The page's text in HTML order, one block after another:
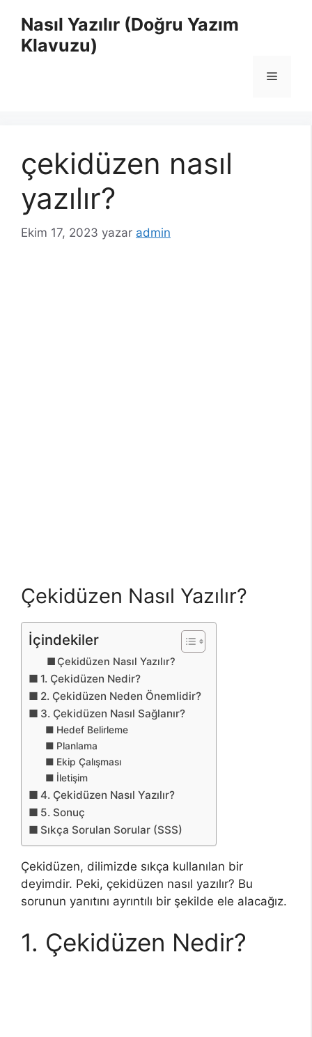
Nasıl Yazılır (Doğru Yazım
Klavuzu)
Menü
çekidüzen nasıl
yazılır?
Ekim 17, 2023 yazar admin
Çekidüzen Nasıl Yazılır?
İçindekiler
Çekidüzen Nasıl Yazılır?
1. Çekidüzen Nedir?
2. Çekidüzen Neden Önemlidir?
3. Çekidüzen Nasıl Sağlanır?
Hedef Belirleme
Planlama
Ekip Çalışması
İletişim
4. Çekidüzen Nasıl Yazılır?
5. Sonuç
Sıkça Sorulan Sorular (SSS)
Çekidüzen, dilimizde sıkça kullanılan bir
deyimdir. Peki, çekidüzen nasıl yazılır? Bu
sorunun yanıtını ayrıntılı bir şekilde ele alacağız.
1. Çekidüzen Nedir?